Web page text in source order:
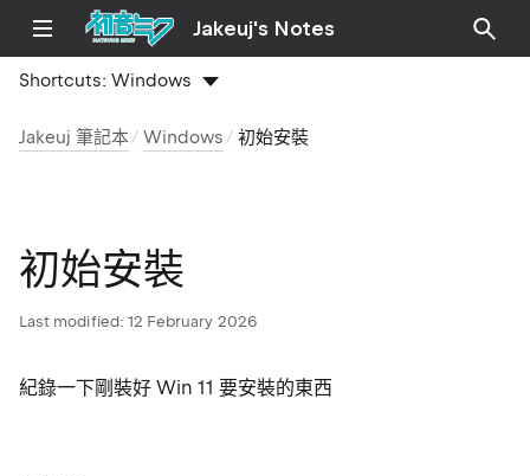
Jakeuj's Notes
Shortcuts:Windows
Jakeuj 筆記本 Windows 初始安裝
初始安裝
Last modified: 12 February 2026
紀錄一下剛裝好 Win 11 要安裝的東西